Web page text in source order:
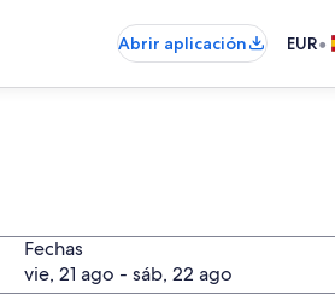
Abrir aplicación EUR•
Fechas